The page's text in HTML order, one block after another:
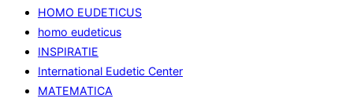
HOMO EUDETICUS
homo eudeticus
INSPIRATIE
International Eudetic Center
MATEMATICA